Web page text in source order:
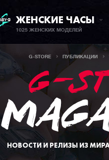
ЖЕНСКИЕ ЧАСЫ
1025 ЖЕНСКИХ МОДЕЛЕЙ
G-STORE ПУБЛИКАЦИИ
НОВОСТИ И РЕЛИЗЫ ИЗ МИРА